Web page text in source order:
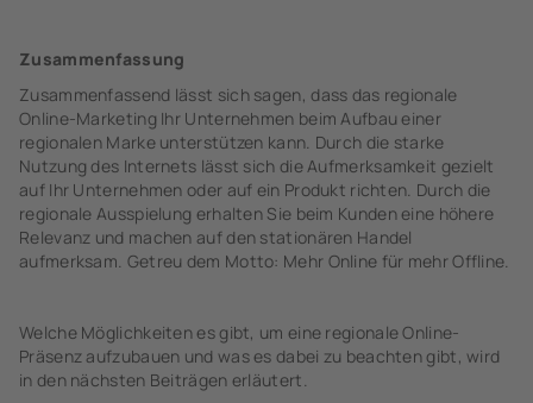
Zusammenfassung
Zusammenfassend lässt sich sagen, dass das regionale
Online-Marketing Ihr Unternehmen beim Aufbau einer
regionalen Marke unterstützen kann. Durch die starke
Nutzung des Internets lässt sich die Aufmerksamkeit gezielt
auf Ihr Unternehmen oder auf ein Produkt richten. Durch die
regionale Ausspielung erhalten Sie beim Kunden eine höhere
Relevanz und machen auf den stationären Handel
aufmerksam. Getreu dem Motto: Mehr Online für mehr Offline.
Welche Möglichkeiten es gibt, um eine regionale Online-
Präsenz aufzubauen und was es dabei zu beachten gibt, wird
in den nächsten Beiträgen erläutert.